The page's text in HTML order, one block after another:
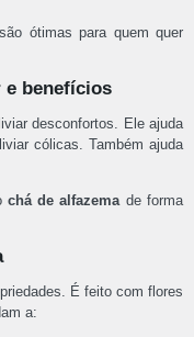
são ótimas para quem quer
e benefícios
desconfortos. Ele ajuda
cólicas. Também ajuda
chá de alfazema de forma
É feito com flores
a: